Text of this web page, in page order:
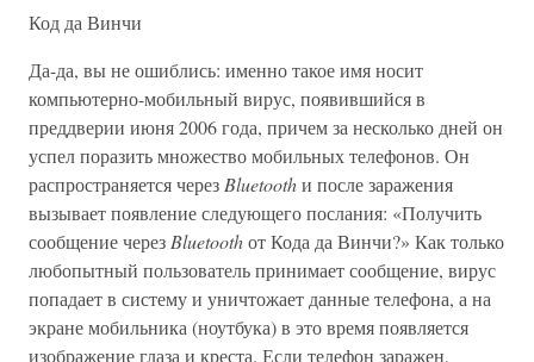
Код да Винчи
Да-да, вы не ошиблись: именно такое имя носит
компьютерно-мобильный вирус, появившийся в
преддверии июня 2006 года, причем за несколько дней он
успел поразить множество мобильных телефонов. Он
распространяется через Bluetoothи после заражения
вызывает появление следующего послания: «Получить
сообщение через Bluetoothот Кода да Винчи?» Как только
любопытный пользователь принимает сообщение, вирус
попадает в систему и уничтожает данные телефона, а на
экране мобильника (ноутбука) в это время появляется
изображение глаза и креста. Если телефон заражен,